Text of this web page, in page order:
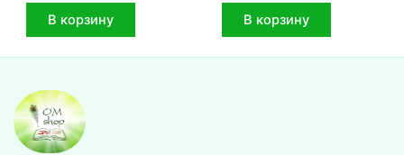
В корзину В корзину